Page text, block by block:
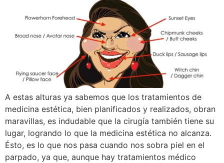
A estas alturas ya sabemos que los tratamientos de
medicina estética, bien planificados y realizados, obran
maravillas, es indudable que la cirugía también tiene su
lugar, logrando lo que la medicina estética no alcanza.
Ésto, es lo que nos pasa cuando nos sobra piel en el
parpado, ya que, aunque hay tratamientos médico